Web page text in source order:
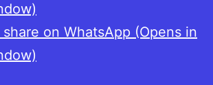
on WhatsApp (Opens in